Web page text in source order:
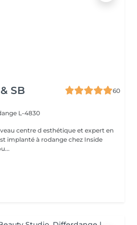
SB
60
L-4830
centre d esthétique et expert en
implanté à rodange chez Inside